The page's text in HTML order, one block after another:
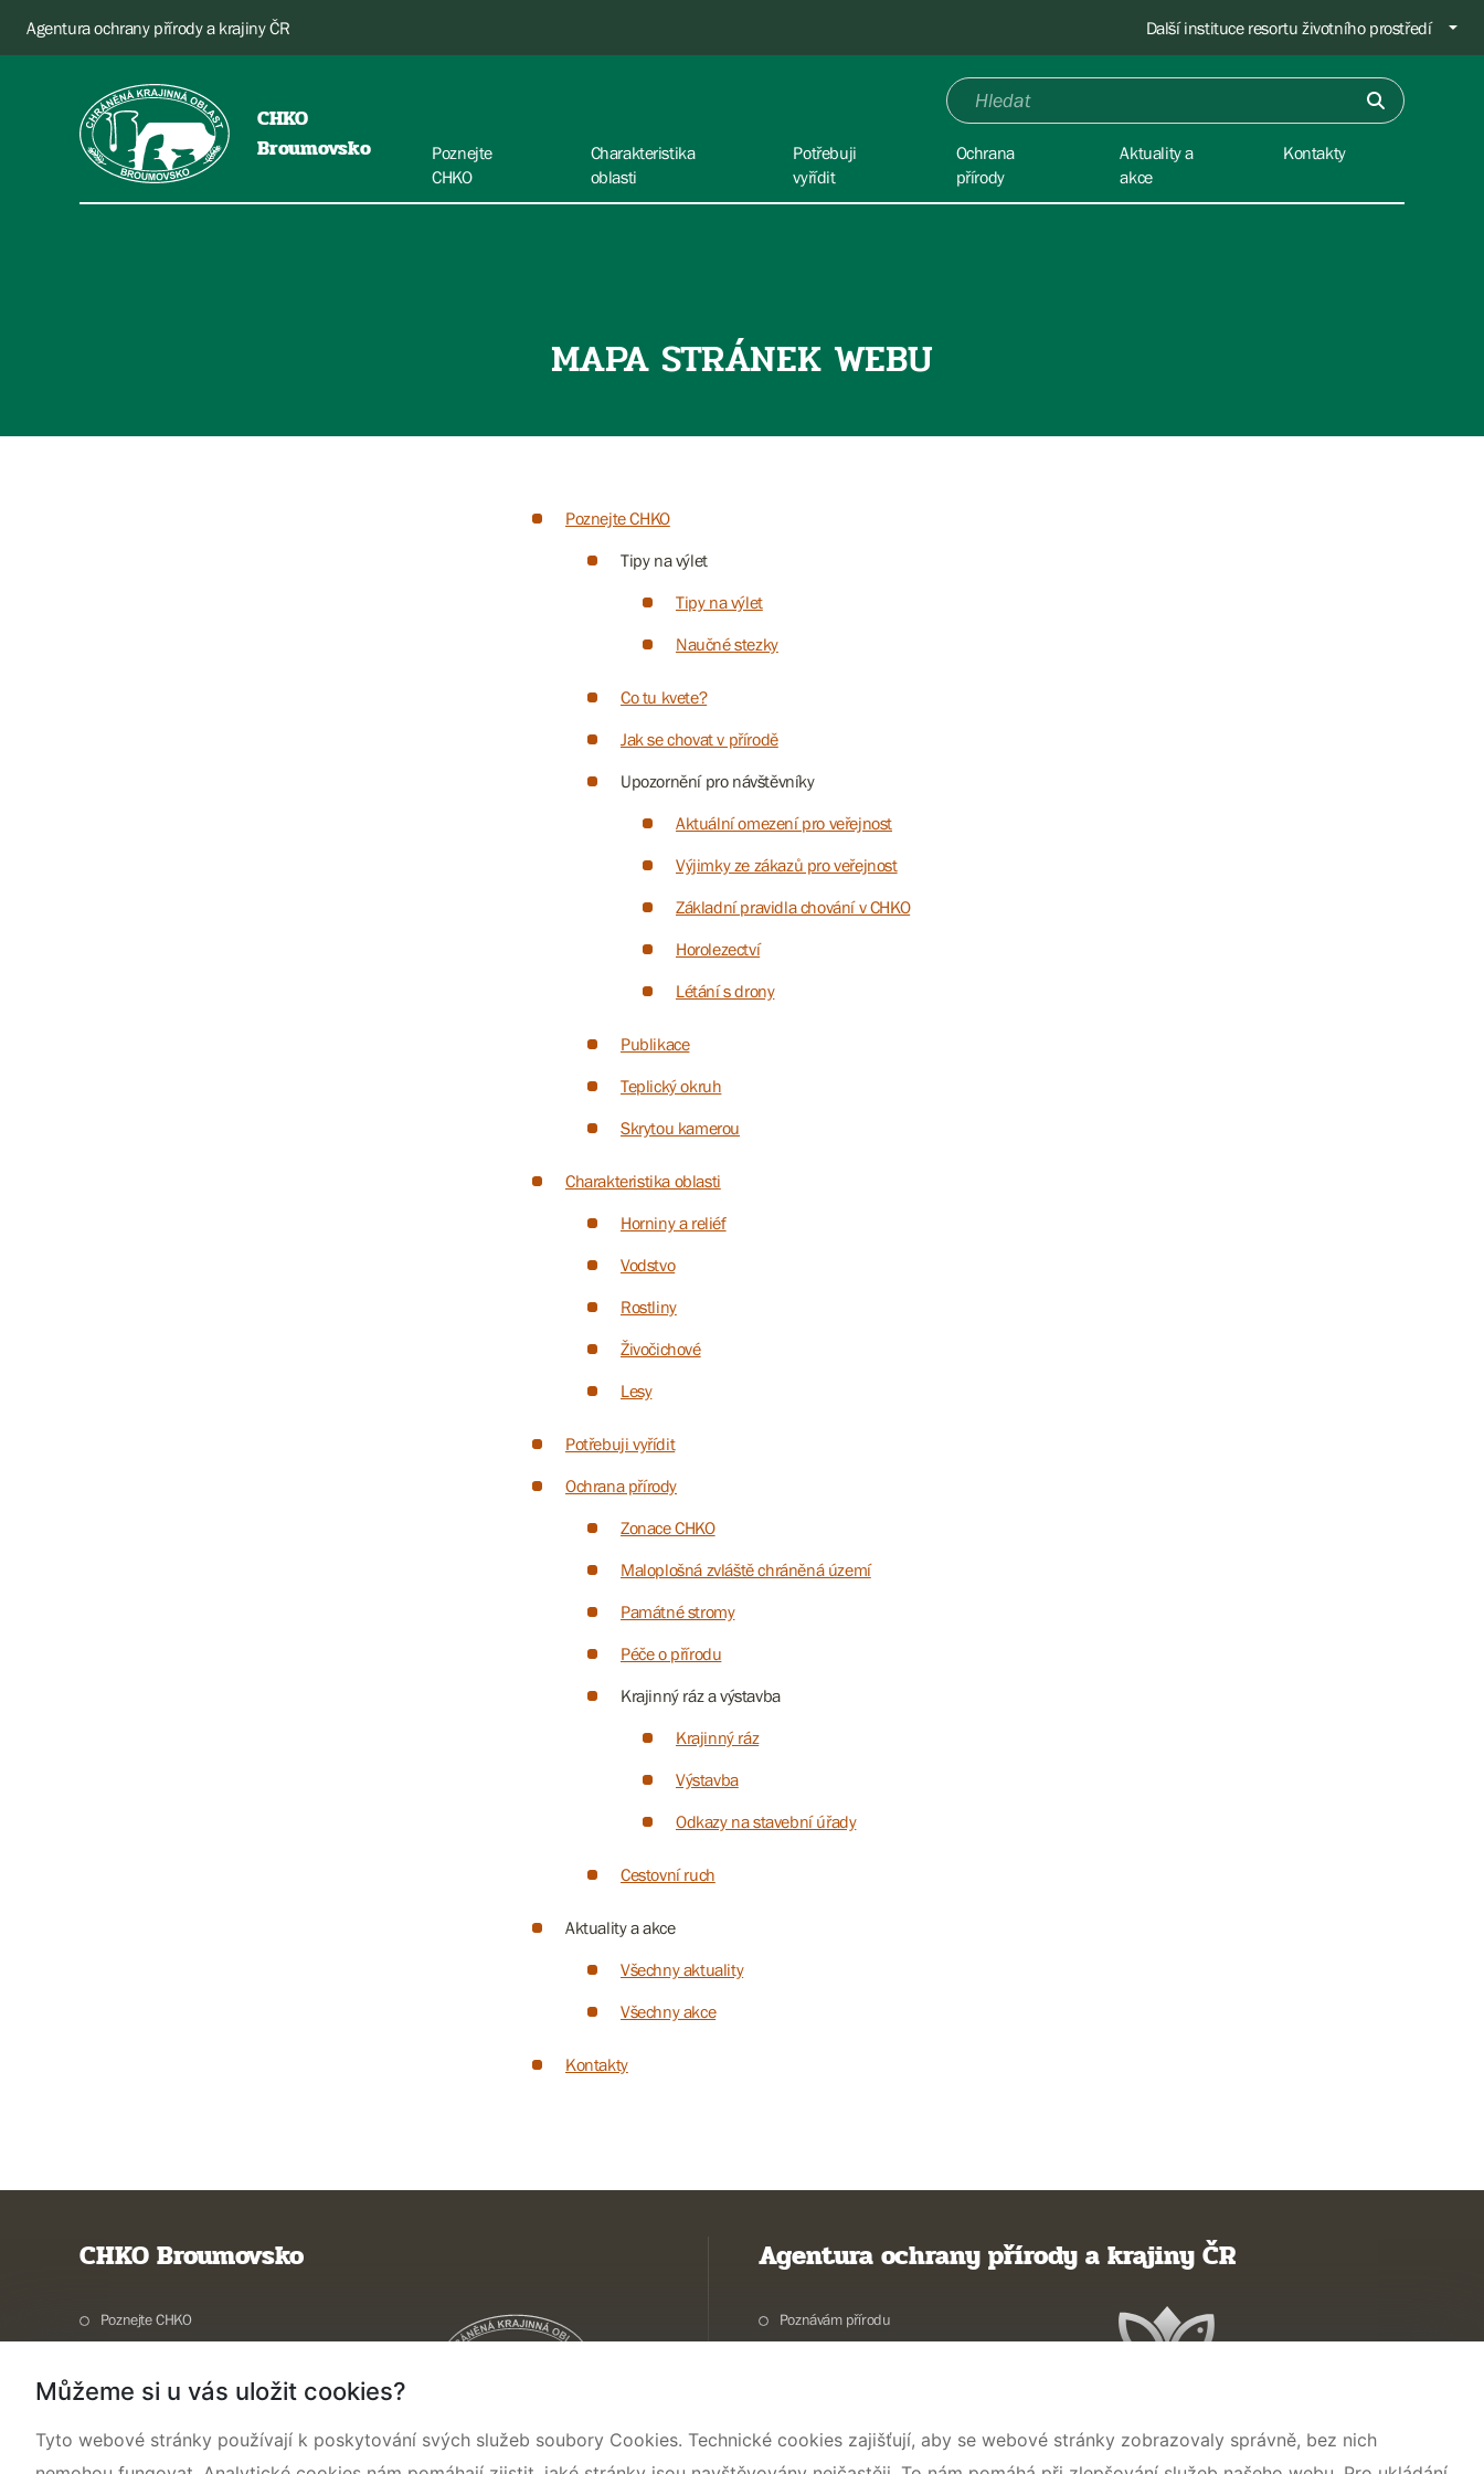
Agentura ochrany přírody a krajiny ČR Další instituce resortu životního prostředí
CHKO
Broumovsko
Poznejte
CHKO
Charakteristika
oblasti
Potřebuji
vyřídit
Ochrana
přírody
Aktuality a
akce
Kontakty
MAPA STRÁNEK WEBU
Poznejte CHKO
Tipy na výlet
Tipy na výlet
Naučné stezky
Co tu kvete?
Jak se chovat v přírodě
Upozornění pro návštěvníky
Aktuální omezení pro veřejnost
Výjimky ze zákazů pro veřejnost
Základní pravidla chování v CHKO
Horolezectví
Létání s drony
Publikace
Teplický okruh
Skrytou kamerou
Charakteristika oblasti
Horniny a reliéf
Vodstvo
Rostliny
Živočichové
Lesy
Potřebuji vyřídit
Ochrana přírody
Zonace CHKO
Maloplošná zvláště chráněná území
Památné stromy
Péče o přírodu
Krajinný ráz a výstavba
Krajinný ráz
Výstavba
Odkazy na stavební úřady
Cestovní ruch
Aktuality a akce
Všechny aktuality
Všechny akce
Kontakty
CHKO Broumovsko
Poznejte CHKO
Ochrana přírody
Aktuality a akce
Agentura ochrany přírody a krajiny ČR
Poznávám přírodu
Dokumentujeme přírodu
Můžeme si u vás uložit cookies?
Tyto webové stránky používají k poskytování svých služeb soubory Cookies. Technické cookies zajišťují, aby se webové stránky zobrazovaly správně, bez nich